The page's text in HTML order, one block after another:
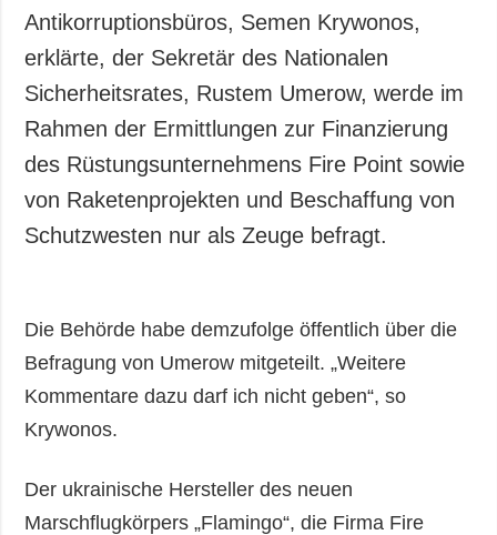
Antikorruptionsbüros, Semen Krywonos,
erklärte, der Sekretär des Nationalen
Sicherheitsrates, Rustem Umerow, werde im
Rahmen der Ermittlungen zur Finanzierung
des Rüstungsunternehmens Fire Point sowie
von Raketenprojekten und Beschaffung von
Schutzwesten nur als Zeuge befragt.
Die Behörde habe demzufolge öffentlich über die
Befragung von Umerow mitgeteilt. „Weitere
Kommentare dazu darf ich nicht geben“, so
Krywonos.
Der ukrainische Hersteller des neuen
Marschflugkörpers „Flamingo“, die Firma Fire